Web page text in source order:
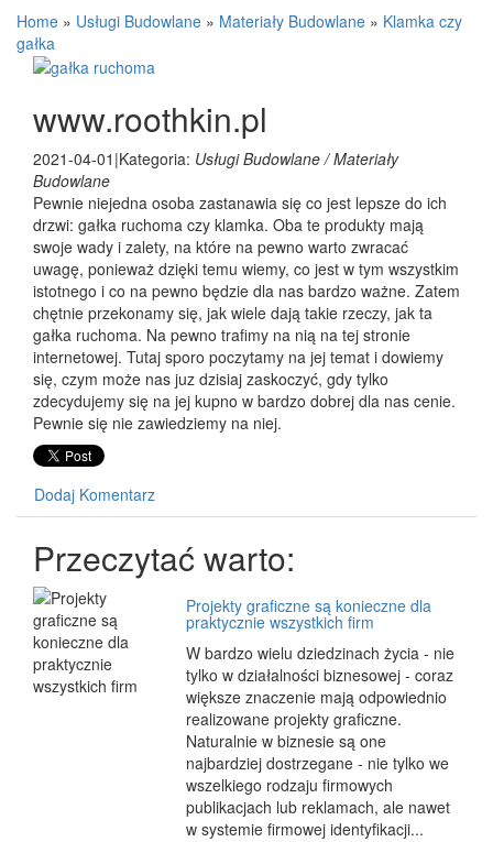
Home » Usługi Budowlane » Materiały Budowlane » Klamka czy
gałka
www.roothkin.pl
2021-04-01 |Kategoria: Usługi Budowlane / Materiały
Budowlane
Pewnie niejedna osoba zastanawia się co jest lepsze do ich
drzwi: gałka ruchoma czy klamka. Oba te produkty mają
swoje wady i zalety, na które na pewno warto zwracać
uwagę, ponieważ dzięki temu wiemy, co jest w tym wszystkim
istotnego i co na pewno będzie dla nas bardzo ważne. Zatem
chętnie przekonamy się, jak wiele dają takie rzeczy, jak ta
gałka ruchoma. Na pewno trafimy na nią na tej stronie
internetowej. Tutaj sporo poczytamy na jej temat i dowiemy
się, czym może nas juz dzisiaj zaskoczyć, gdy tylko
zdecydujemy się na jej kupno w bardzo dobrej dla nas cenie.
Pewnie się nie zawiedziemy na niej.
Dodaj Komentarz
Przeczytać warto:
Projekty graficzne są konieczne dla
praktycznie wszystkich firm
W bardzo wielu dziedzinach życia - nie
tylko w działalności biznesowej - coraz
większe znaczenie mają odpowiednio
realizowane projekty graficzne.
Naturalnie w biznesie są one
najbardziej dostrzegane - nie tylko we
wszelkiego rodzaju firmowych
publikacjach lub reklamach, ale nawet
w systemie firmowej identyfikacji...